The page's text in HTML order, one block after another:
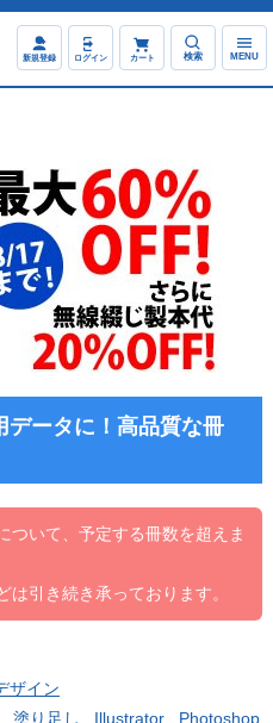
新規登録 ログイン カート 検索 MENU
ータに！高品質な冊
ついて、予定する冊数を超えま
引き続き承っております。
ザイン
塗り足し Illustrator, Photoshop